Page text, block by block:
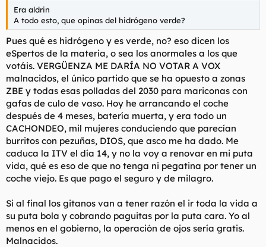
Era aldrin
A todo esto, que opinas del hidrógeno verde?
Pues qué es hidrógeno y es verde, no? eso dicen los
eSpertos de la materia, o sea los anormales a los que
votáis. VERGÜENZA ME DARÍA NO VOTAR A VOX
malnacidos, el único partido que se ha opuesto a zonas
ZBE y todas esas polladas del 2030 para mariconas con
gafas de culo de vaso. Hoy he arrancando el coche
después de 4 meses, batería muerta, y era todo un
CACHONDEO, mil mujeres conduciendo que parecían
burritos con pezuñas, DIOS, que asco me ha dado. Me
caduca la ITV el día 14, y no la voy a renovar en mi puta
vida, qué es eso de que no tenga ni pegatina por tener un
coche viejo. Es que pago el seguro y de milagro.
Si al final los gitanos van a tener razón el ir toda la vida a
su puta bola y cobrando paguitas por la puta cara. Yo al
menos en el gobierno, la operación de ojos sería gratis.
Malnacidos.